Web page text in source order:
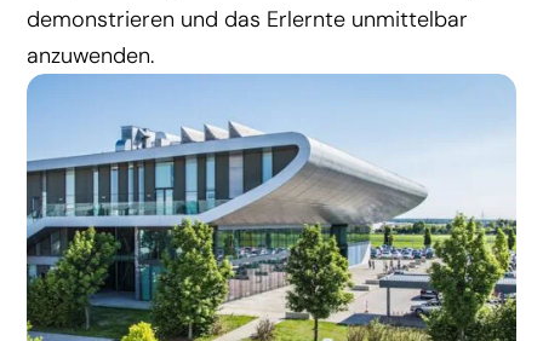
demonstrieren und das Erlernte unmittelbar
anzuwenden.